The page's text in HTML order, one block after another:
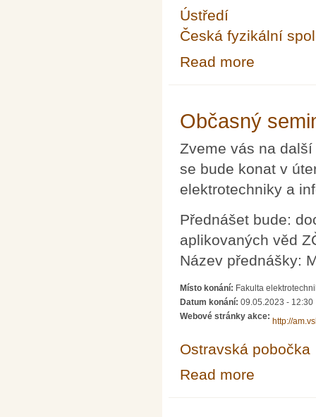
Ústředí
Česká fyzikální
Read more
Občasný
Zveme vás na
se bude konat v
elektrotechniky a
Přednášet bude:
aplikovaných věd
Název přednášky:
Místo konání: Fakulta
Datum konání: 09.05.2023 - 12:30
Webové stránky akce:
http://
Ostravská pobočka
Read more